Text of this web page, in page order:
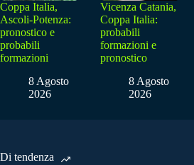
Coppa Italia,
Ascoli-Potenza:
pronostico e
probabili
formazioni
8 Agosto
2026
Vicenza Catania,
Coppa Italia:
probabili
formazioni e
pronostico
8 Agosto
2026
Di tendenza